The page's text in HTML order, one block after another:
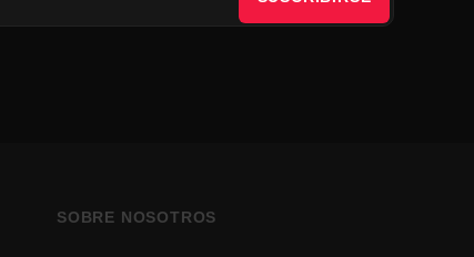
SOBRE NOSOTROS